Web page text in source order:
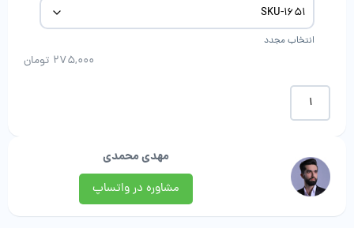
انتخاب مجدد
275,000 تومان
موکت
ولور
پرند
موکت
عدد
مهدی محمدی
مشاوره در واتساپ